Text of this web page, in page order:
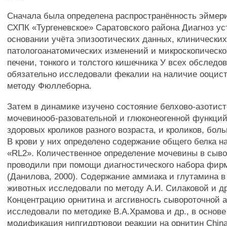
Сначала была определена распространённость
СХПК «Тургеневское» Саратовского района Диагноз
основании учёта эпизоотических данных,
патологоанатомических изменений и
печени, тонкого и толстого кишечника У всех
обязательно исследовали фекалии на наличие
методу Фюллеборна.
Затем в динамике изучено состояние белхово-
мочевинооб-разовательной и глюконеогенной
здоровых кроликов разного возраста, и кроликов,
В крови у них определено содержание общего белка
«RL2». Количественное определение мочевины в
проводили при помощи диагностического набора
(Данилова, 2000). Содержание аммиака и глутамина в
животных исследовали по методу А.И. Силаковой и
Концентрацию орнитина и агсгивносгь сывороточной
исследовали по методике В.А.Храмова и др., в
модификация нипгидртювои реакции на орнитин